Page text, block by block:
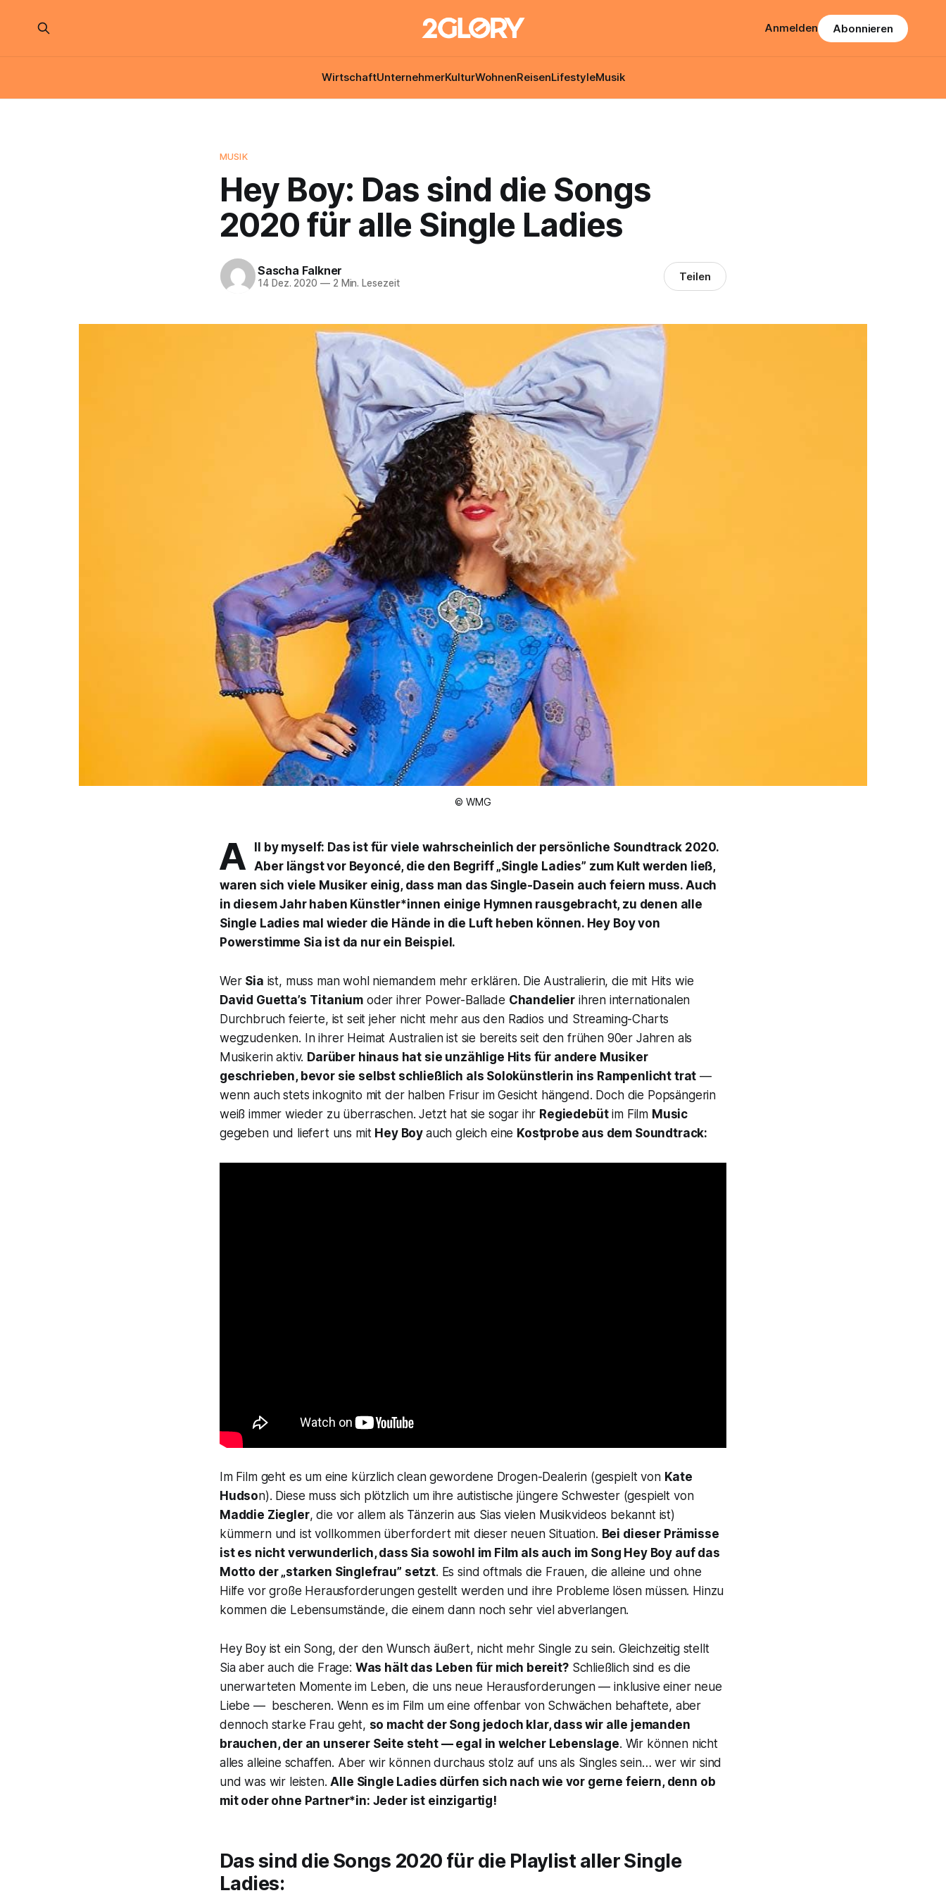
WirtschaftUnternehmerKulturWohnenReisenLifestyleMusik
Anmelden Abonnieren
MUSIK
Hey Boy: Das sind die Songs
2020 für alle Single Ladies
Sascha Falkner
14 Dez. 2020 —2 Min. Lesezeit Teilen
© WMG
A ll by myself: Das ist für viele wahrscheinlich der persönliche Soundtrack 2020.
Aber längst vor Beyoncé, die den Begriff „Single Ladies” zum Kult werden ließ,
waren sich viele Musiker einig, dass man das Single-Dasein auch feiern muss. Auch
in diesem Jahr haben Künstler*innen einige Hymnen rausgebracht, zu denen alle
Single Ladies mal wieder die Hände in die Luft heben können. Hey Boyvon
Powerstimme Sia ist da nur ein Beispiel.
Wer Sia ist, muss man wohl niemandem mehr erklären. Die Australierin, die mit Hits wie
David Guetta’s Titanium oder ihrer Power-Ballade Chandelier ihren internationalen
Durchbruch feierte, ist seit jeher nicht mehr aus den Radios und Streaming-Charts
wegzudenken. In ihrer Heimat Australien ist sie bereits seit den frühen 90er Jahren als
Musikerin aktiv. Darüber hinaus hat sie unzählige Hits für andere Musiker
geschrieben, bevor sie selbst schließlich als Solokünstlerin ins Rampenlicht trat —
wenn auch stets inkognito mit der halben Frisur im Gesicht hängend. Doch die Popsängerin
weiß immer wieder zu überraschen. Jetzt hat sie sogar ihr Regiedebütim Film Music
gegeben und liefert uns mit Hey Boy auch gleich eine Kostprobe aus dem Soundtrack:
Im Film geht es um eine kürzlich clean gewordene Drogen-Dealerin (gespielt von Kate
Hudson). Diese muss sich plötzlich um ihre autistische jüngere Schwester (gespielt von
Maddie Ziegler, die vor allem als Tänzerin aus Sias vielen Musikvideos bekannt ist)
kümmern und ist vollkommen überfordert mit dieser neuen Situation. Bei dieser Prämisse
ist es nicht verwunderlich, dass Sia sowohl im Film als auch im Song Hey Boy auf das
Motto der „starken Singlefrau” setzt. Es sind oftmals die Frauen, die alleine und ohne
Hilfe vor große Herausforderungen gestellt werden und ihre Probleme lösen müssen. Hinzu
kommen die Lebensumstände, die einem dann noch sehr viel abverlangen.
Hey Boyist ein Song, der den Wunsch äußert, nicht mehr Single zu sein. Gleichzeitig stellt
Sia aber auch die Frage: Was hält das Leben für mich bereit? Schließlich sind es die
unerwarteten Momente im Leben, die uns neue Herausforderungen — inklusive einer neue
Liebe — bescheren. Wenn es im Film um eine offenbar von Schwächen behaftete, aber
dennoch starke Frau geht, so macht der Song jedoch klar, dass wir alle jemanden
brauchen, der an unserer Seite steht — egal in welcher Lebenslage. Wir können nicht
alles alleine schaffen. Aber wir können durchaus stolz auf uns als Singles sein… wer wir sind
und was wir leisten.Alle Single Ladies dürfen sich nach wie vor gerne feiern, denn ob
mit oder ohne Partner*in: Jeder ist einzigartig!
Das sind die Songs 2020 für die Playlist aller Single
Ladies: